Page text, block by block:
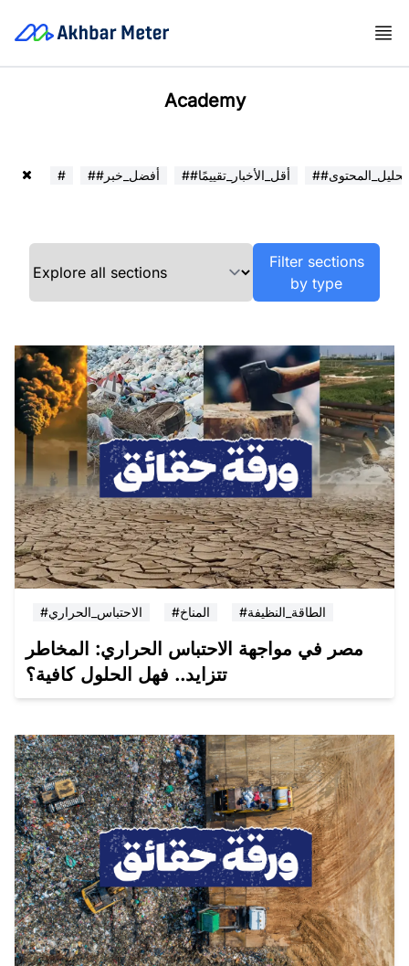
Academy
# ##أفضل_خبر ##أقل_الأخبار_تقييمًا ##تحليل_المحتوى
Filter sections
by type
#الاحتباس_الحراري #المناخ #الطاقة_النظيفة
مصر في مواجهة الاحتباس الحراري: المخاطر
تتزايد.. فهل الحلول كافية؟